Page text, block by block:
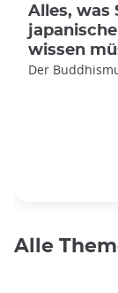
Alles, was
wissen
Der
Alle